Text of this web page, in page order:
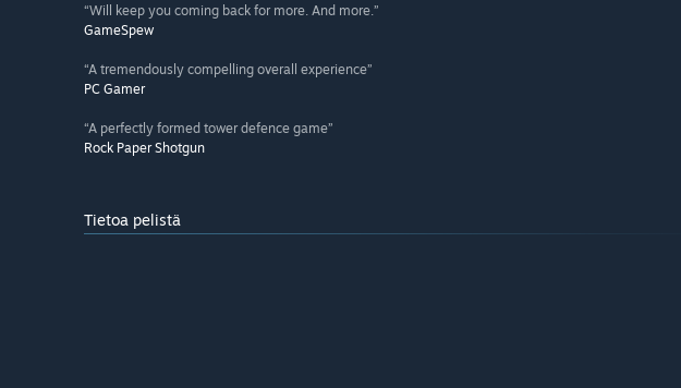
“Will keep you coming back for more. And more.”
GameSpew
“A tremendously compelling overall experience”
PC Gamer
“A perfectly formed tower defence game”
Rock Paper Shotgun
Tietoa pelistä